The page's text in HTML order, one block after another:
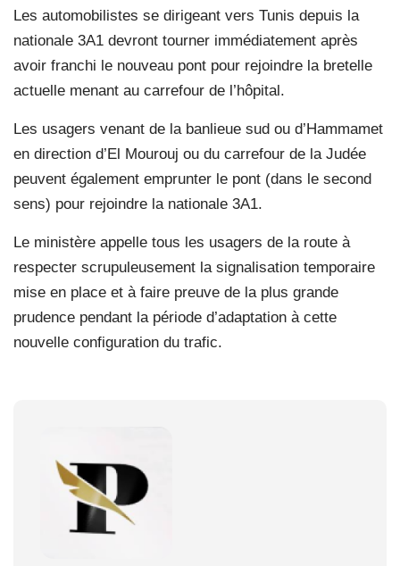
Les automobilistes se dirigeant vers Tunis depuis la
nationale 3A1 devront tourner immédiatement après
avoir franchi le nouveau pont pour rejoindre la bretelle
actuelle menant au carrefour de l’hôpital.
Les usagers venant de la banlieue sud ou d’Hammamet
en direction d’El Mourouj ou du carrefour de la Judée
peuvent également emprunter le pont (dans le second
sens) pour rejoindre la nationale 3A1.
Le ministère appelle tous les usagers de la route à
respecter scrupuleusement la signalisation temporaire
mise en place et à faire preuve de la plus grande
prudence pendant la période d’adaptation à cette
nouvelle configuration du trafic.